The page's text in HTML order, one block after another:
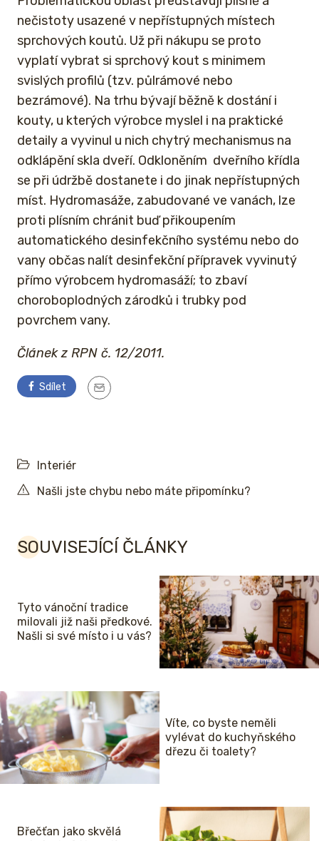
nečistoty usazené v nepřístupných místech
sprchových koutů. Už při nákupu se proto
vyplatí vybrat si sprchový kout s minimem
svislých profilů (tzv. půlrámové nebo
bezrámové). Na trhu bývají běžně k dostání i
kouty, u kterých výrobce myslel i na praktické
detaily a vyvinul u nich chytrý mechanismus na
odklápění skla dveří. Odkloněním dveřního křídla
se při údržbě dostanete i do jinak nepřístupných
míst. Hydromasáže, zabudované ve vanách, lze
proti plísním chránit buď přikoupením
automatického desinfekčního systému nebo do
vany občas nalít desinfekční přípravek vyvinutý
přímo výrobcem hydromasáží; to zbaví
choroboplodných zárodků i trubky pod
povrchem vany.
Článekz RPN č. 12/2011.
Sdílet
Interiér
Našli jste chybu nebo máte připomínku?
SOUVISEJÍCÍ ČLÁNKY
Tyto vánoční tradice
milovali již naši předkové.
Našli si své místo i u vás?
Víte, co byste neměli
vylévat do kuchyňského
dřezu či toalety?
Břečťan jako skvělá